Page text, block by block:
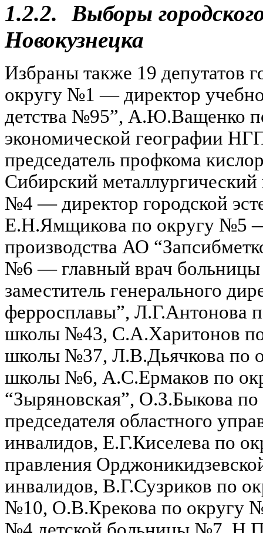
1.2.2.
Выборы
Новокузнецка
Избраны также 19 депутатов
округу №1 — директор
детства №95”, А.Ю.Ващенко
экономической географии
председатель профкома
Сибирский
№4 — директор городской
Е.Н.Ямщикова по округу №5 —
производства АО
№6 — главный врач
заместитель генерального
ферросплавы”, Л.Г.Антонова
школы №43, С.А.Харитонов
школы №37, Л.В.Дьячкова по
школы №6, А.С.Ермаков по
“Зыряновская”, О.З.Быкова
председателя областного
инвалидов, Е.Г.Киселева по
правления
инвалидов, В.Г.Сузриков по
№10, О.В.Крекова по округу